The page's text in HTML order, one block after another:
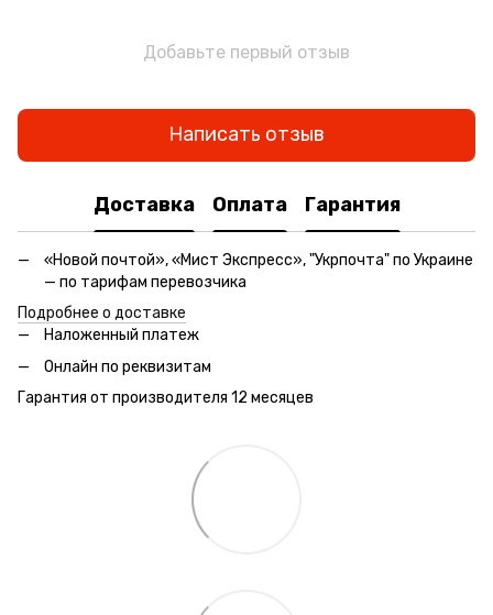
Добавьте первый отзыв
Написать отзыв
Доставка Оплата Гарантия
«Новой почтой», «Мист Экспресс», "Укрпочта" по Украине
— по тарифам перевозчика
Подробнее о доставке
Наложенный платеж
Онлайн по реквизитам
Гарантия от производителя 12 месяцев